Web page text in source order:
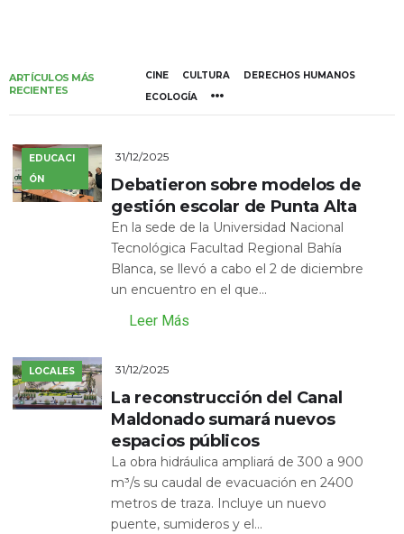
ARTÍCULOS MÁS
RECIENTES
CINE CULTURA
DERECHOS HUMANOS
ECOLOGÍA
EDUCACI
ÓN
31/12/2025
Debatieron sobre modelos de
gestión escolar de Punta Alta
En la sede de la Universidad Nacional
Tecnológica Facultad Regional Bahía
Blanca, se llevó a cabo el 2 de diciembre
un encuentro en el que...
Leer Más
LOCALES 31/12/2025
La reconstrucción del Canal
Maldonado sumará nuevos
espacios públicos
La obra hidráulica ampliará de 300 a 900
m³/s su caudal de evacuación en 2400
metros de traza. Incluye un nuevo
puente, sumideros y el...